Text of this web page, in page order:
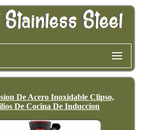
De Acero Inoxidable Clipso,
De Cocina De Induccion